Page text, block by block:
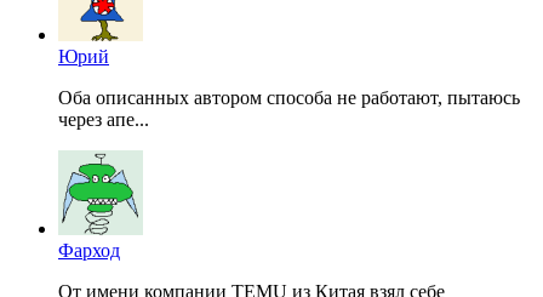
Юрий
Оба описанных автором способа не работают, пытаюсь
через апе...
Фарход
От имени компании TEMU из Китая взял себе